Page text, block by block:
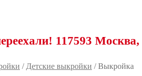
117593 Москва,
/ Детские выкройки /Выкройка